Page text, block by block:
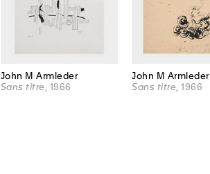
John M Armleder
Sans titre , 1966
John M Armleder
Sans titre, 1966